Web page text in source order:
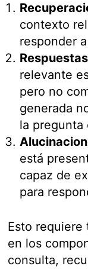
contexto
responder
relevante
pero no
generada
la pregunta
está
capaz de
para
Esto requiere
en los
consulta,